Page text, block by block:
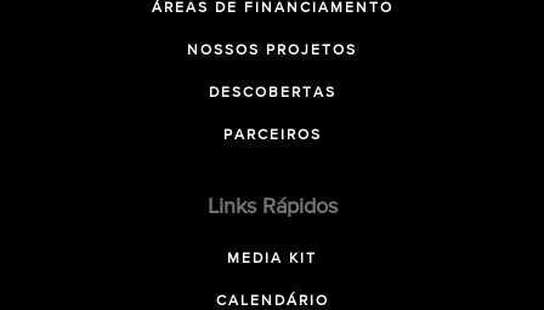
ÁREAS DE FINANCIAMENTO
NOSSOS PROJETOS
DESCOBERTAS
PARCEIROS
Links Rápidos
MEDIA KIT
CALENDÁRIO